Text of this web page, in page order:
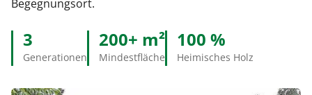
Begegnungsort.
3
Generationen
200+ m²
Mindestfläche
100 %
Heimisches Holz